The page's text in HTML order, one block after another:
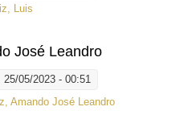
Luis
José Leandro
25/05/2023 - 00:51
Amando José Leandro